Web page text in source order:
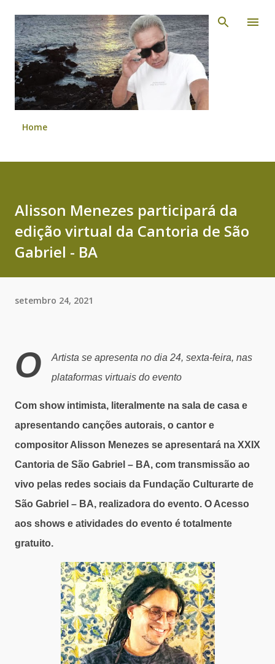
Pular para o conteúdo principal
Home
Alisson Menezes participará da
edição virtual da Cantoria de São
Gabriel - BA
setembro 24, 2021
O
Artista se apresenta no dia 24, sexta-feira, nas
plataformas virtuais do evento
Com show intimista, literalmente na sala de casa e
apresentando canções autorais, o cantor e
compositor Alisson Menezes se apresentará na XXIX
Cantoria de São Gabriel – BA, com transmissão ao
vivo pelas redes sociais da Fundação Culturarte de
São Gabriel – BA, realizadora do evento. O Acesso
aos shows e atividades do evento é totalmente
gratuito.